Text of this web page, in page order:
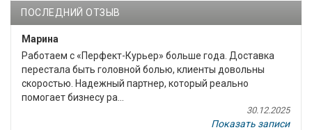
ПОСЛЕДНИЙ ОТЗЫВ
Марина
Работаем с «Перфект-Курьер» больше года. Доставка
перестала быть головной болью, клиенты довольны
скоростью. Надежный партнер, который реально
помогает бизнесу ра...
30.12.2025
Показать записи